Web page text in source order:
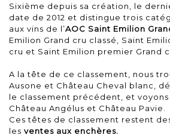
Sixième depuis sa création, le
date de 2012 et distingue trois
aux vins de l’AOC Saint Emilion
Emilion Grand cru classé, Saint
cru et Saint Emilion premier Grand
A la tête de ce classement, nous
Ausone et Château Cheval blanc,
le classement précédent, et
Château Angélus et Château Pavie.
Ces têtes de classement restent
les ventes aux enchères.